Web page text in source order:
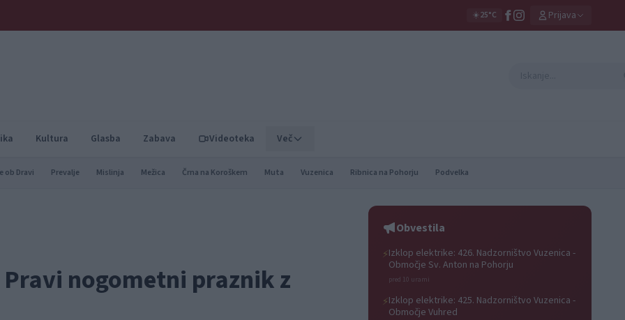
☀️25°C Prijava
Kultura Glasba Zabava Videoteka Več
ob Dravi Prevalje Mislinja Mežica Črna na Koroškem Muta Vuzenica Ribnica na Pohorju Podvelka
nogometni praznik z
Obvestila
⚡Izklop elektrike: 426. Nadzorništvo Vuzenica -
Območje Sv. Anton na Pohorju
pred 10 urami
⚡Izklop elektrike: 425. Nadzorništvo Vuzenica -
Območje Vuhred